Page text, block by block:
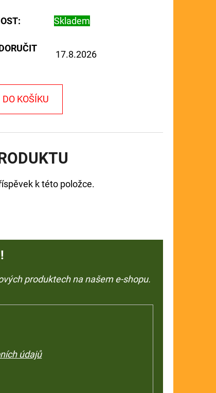
Skladem
17.8.2026
DO KOŠÍKU
k této položce.
produktech na našem e-shopu.
údajů